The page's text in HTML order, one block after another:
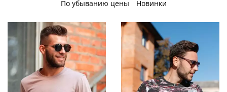
По убыванию цены
Новинки